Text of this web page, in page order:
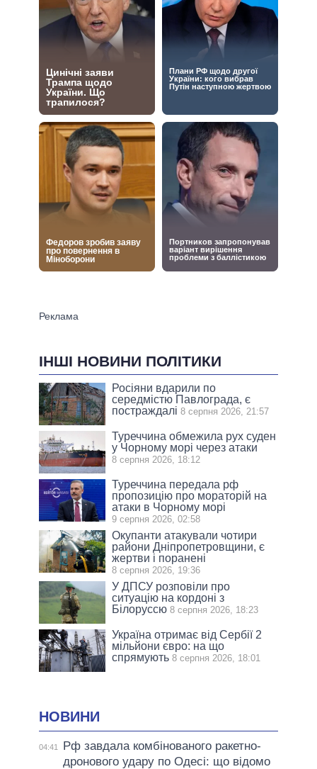
ІНШІ НОВИНИ ПОЛІТИКИ
Росіяни вдарили по
середмістю Павлограда, є
постраждалі 8 серпня 2026, 21:57
Туреччина обмежила рух суден
у Чорному морі через атаки
8 серпня 2026, 18:12
Туреччина передала рф
пропозицію про мораторій на
атаки в Чорному морі
9 серпня 2026, 02:58
Окупанти атакували чотири
райони Дніпропетровщини, є
жертви і поранені
8 серпня 2026, 19:36
У ДПСУ розповіли про
ситуацію на кордоні з
Білоруссю 8 серпня 2026, 18:23
Україна отримає від Сербії 2
мільйони євро: на що
спрямують 8 серпня 2026, 18:01
НОВИНИ
04:41
Рф завдала комбінованого ракетно-
дронового удару по Одесі: що відомо